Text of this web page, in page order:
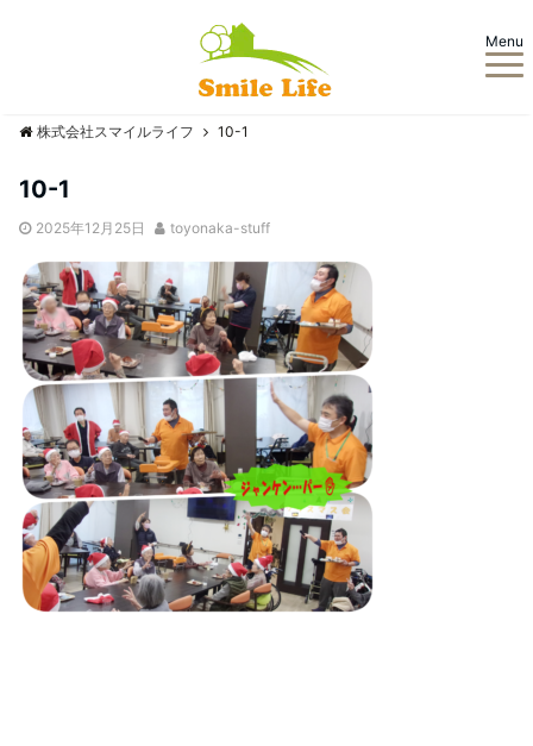
Menu
株式会社スマイルライフ 10-1
10-1
2025年12月25日 toyonaka-stuff